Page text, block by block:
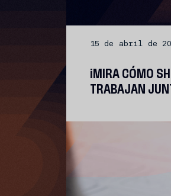
15 de abril de
¡MIRA CÓMO
TRABAJAN